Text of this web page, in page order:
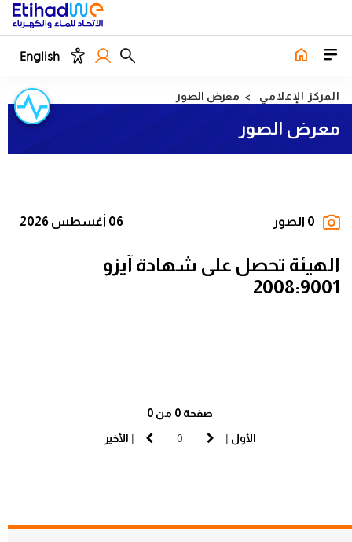
English
المركز الإعلامي معرض الصور
معرض الصور
0 الصور 06 أغسطس 2026
الهيئة تحصل على شهادة آيزو
2008:9001
صفحة 0 من 0
الأول |
| الأخير